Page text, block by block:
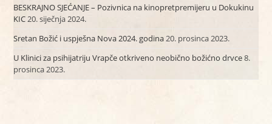
BESKRAJNO SJEĆANJE – Pozivnica na kinopretpremijeru u Dokukinu
KIC20. siječnja 2024.
Sretan Božić i uspješna Nova 2024. godina20. prosinca 2023.
U Klinici za psihijatriju Vrapče otkriveno neobično božićno drvce8.
prosinca 2023.